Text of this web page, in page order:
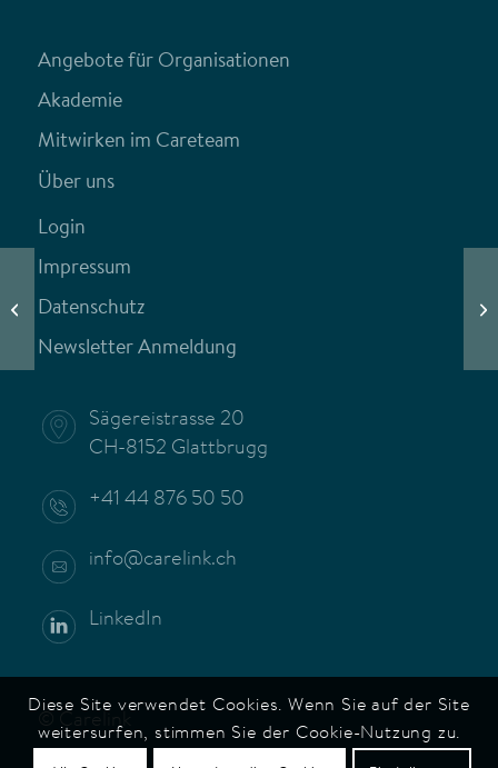
Angebote für Organisationen
Akademie
Mitwirken im Careteam
Über uns
Login
Impressum
Datenschutz
Newsletter Anmeldung
Sägereistrasse 20
CH-8152 Glattbrugg
+41 44 876 50 50
info@carelink.ch
LinkedIn
© Carelink
Tausend Mann und ein Befehl
Diese Site verwendet Cookies. Wenn Sie auf der Site
weitersurfen, stimmen Sie der Cookie-Nutzung zu.